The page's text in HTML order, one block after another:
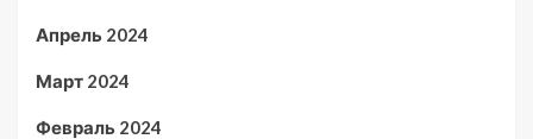
Апрель 2024
Март 2024
Февраль 2024